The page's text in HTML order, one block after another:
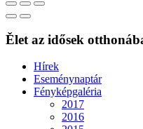
Ělet az idősek
Hírek
Eseménynaptár
Fényképgaléria
2017
2016